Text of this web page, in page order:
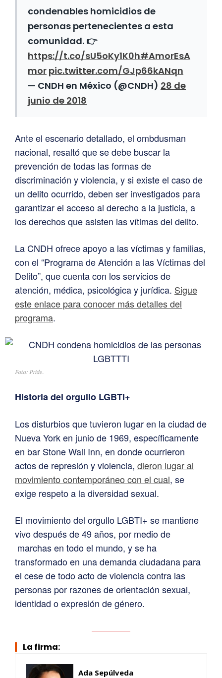
condenables homicidios de
personas pertenecientes a esta
comunidad. 👉
https://t.co/sU5oKy1K0h#AmorEsA
mor pic.twitter.com/GJp66kANqn
— CNDH en México (@CNDH) 28 de
junio de 2018
Ante el escenario detallado, el ombdusman
nacional, resaltó que se debe buscar la
prevención de todas las formas de
discriminación y violencia, y si existe el caso de
un delito ocurrido, deben ser investigados para
garantizar el acceso al derecho a la justicia, a
los derechos que asisten las vítimas del delito.
La CNDH ofrece apoyo a las víctimas y familias,
con el “Programa de Atención a las Víctimas del
Delito”, que cuenta con los servicios de
atención, médica, psicológica y jurídica. Sigue
este enlace para conocer más detalles del
programa.
Foto: Pride.
Historia del orgullo LGBTI+
Los disturbios que tuvieron lugar en la ciudad de
Nueva York en junio de 1969, específicamente
en bar Stone Wall Inn, en donde ocurrieron
actos de represión y violencia, dieron lugar al
movimiento contemporáneo con el cual, se
exige respeto a la diversidad sexual.
El movimiento del orgullo LGBTI+ se mantiene
vivo después de 49 años, por medio de
marchas en todo el mundo, y se ha
transformado en una demanda ciudadana para
el cese de todo acto de violencia contra las
personas por razones de orientación sexual,
identidad o expresión de género.
La firma:
Ada Sepúlveda